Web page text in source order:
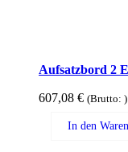
Aufsatzbord 2
607,08 € (Brutto: )
In den